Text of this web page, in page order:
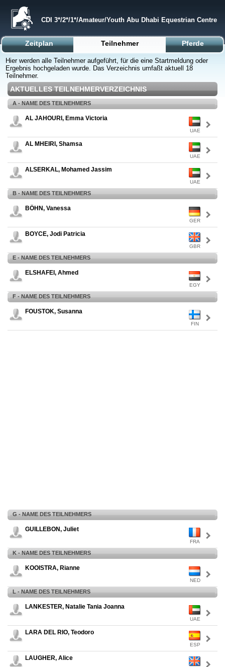
CDI 3*/2*/1*/Amateur/Youth Abu Dhabi Equestrian Centre
Zeitplan Teilnehmer Pferde
Hier werden alle Teilnehmer aufgeführt, für die eine Startmeldung oder
Ergebnis hochgeladen wurde. Das Verzeichnis umfaßt aktuell 18
Teilnehmer.
AKTUELLES TEILNEHMERVERZEICHNIS
A - NAME DES TEILNEHMERS
UAE
AL JAHOURI, Emma Victoria
UAE
AL MHEIRI, Shamsa
UAE
ALSERKAL, Mohamed Jassim
B - NAME DES TEILNEHMERS
GER
BÖHN, Vanessa
GBR
BOYCE, Jodi Patricia
E - NAME DES TEILNEHMERS
EGY
ELSHAFEI, Ahmed
F - NAME DES TEILNEHMERS
FIN
FOUSTOK, Susanna
G - NAME DES TEILNEHMERS
FRA
GUILLEBON, Juliet
K - NAME DES TEILNEHMERS
NED
KOOISTRA, Rianne
L - NAME DES TEILNEHMERS
UAE
LANKESTER, Natalie Tania Joanna
ESP
LARA DEL RIO, Teodoro
LAUGHER, Alice